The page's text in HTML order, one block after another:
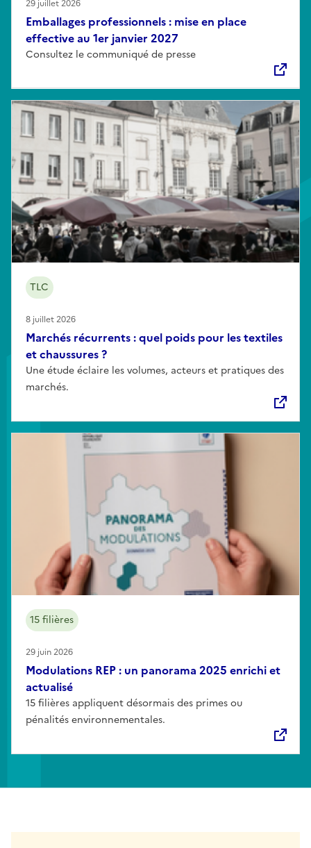
Emballages professionnels : mise en place
effective au 1er janvier 2027
Consultez le communiqué de presse
29 juillet 2026
Marchés récurrents : quel poids pour les textiles
et chaussures ?
Une étude éclaire les volumes, acteurs et pratiques des
marchés.
8 juillet 2026
TLC
Modulations REP : un panorama 2025 enrichi et
actualisé
15 filières appliquent désormais des primes ou
pénalités environnementales.
29 juin 2026
15 filières